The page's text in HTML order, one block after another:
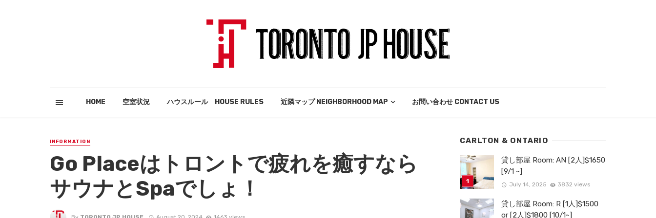
HOME 空室状況 ハウスルール HOUSE RULES 近隣マップ NEIGHBORHOOD MAP お問い合わせ CONTACT US
INFORMATION
Go Placeはトロントで疲れを癒すなら
サウナとSpaでしょ！
CARLTON & ONTARIO
貸し部屋 Room: AN [2人]$1650
[9/1 ~]
July 14, 2025 3832 views
貸し部屋 Room: R [1人]$1500
or [2人]$1800 [10/1~]